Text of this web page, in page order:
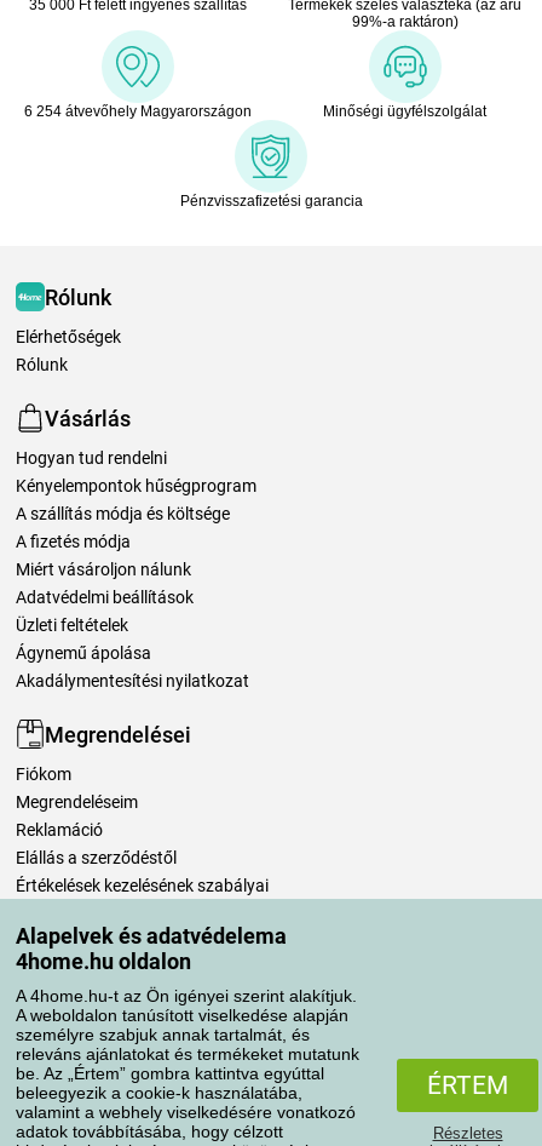
Alapelvek és adatvédelema
4home.hu oldalon
A 4home.hu-t az Ön igényei szerint alakítjuk.
A weboldalon tanúsított viselkedése alapján
személyre szabjuk annak tartalmát, és
releváns ajánlatokat és termékeket mutatunk
be. Az „Értem” gombra kattintva egyúttal
beleegyezik a cookie-k használatába,
valamint a webhely viselkedésére vonatkozó
adatok továbbításába, hogy célzott
ÉRTEM
Részletes
35 000 Ft felett ingyenes szállítás
Termékek széles választéka (az áru
99%-a raktáron)
6 254 átvevőhely Magyarországon Minőségi ügyfélszolgálat
Pénzvisszafizetési garancia
Rólunk
Elérhetőségek
Rólunk
Vásárlás
Hogyan tud rendelni
Kényelempontok hűségprogram
A szállítás módja és költsége
A fizetés módja
Miért vásároljon nálunk
Adatvédelmi beállítások
Üzleti feltételek
Ágynemű ápolása
Akadálymentesítési nyilatkozat
Megrendelései
Fiókom
Megrendeléseim
Reklamáció
Elállás a szerződéstől
Értékelések kezelésének szabályai
Szállítási módok
Fizetési módok